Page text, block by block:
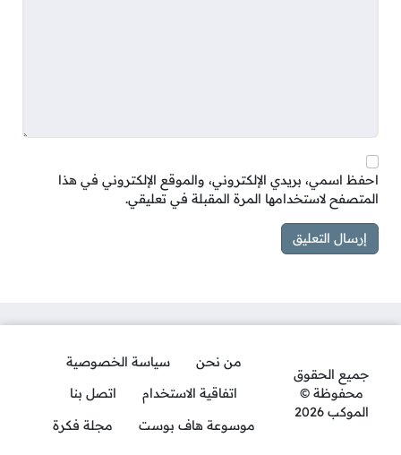
احفظ اسمي، بريدي الإلكتروني، والموقع الإلكتروني في هذا
المتصفح لاستخدامها المرة المقبلة في تعليقي.
جميع الحقوق
محفوظة ©
الموكب 2026
من نحن
سياسة الخصوصية
اتفاقية الاستخدام
اتصل بنا
موسوعة هاف بوست
مجلة فكرة